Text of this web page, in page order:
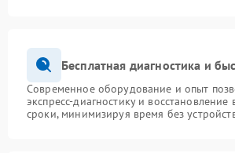
Бесплатная диагностика и
Современное оборудование и опыт
экспресс-диагностику и
сроки, минимизируя время без